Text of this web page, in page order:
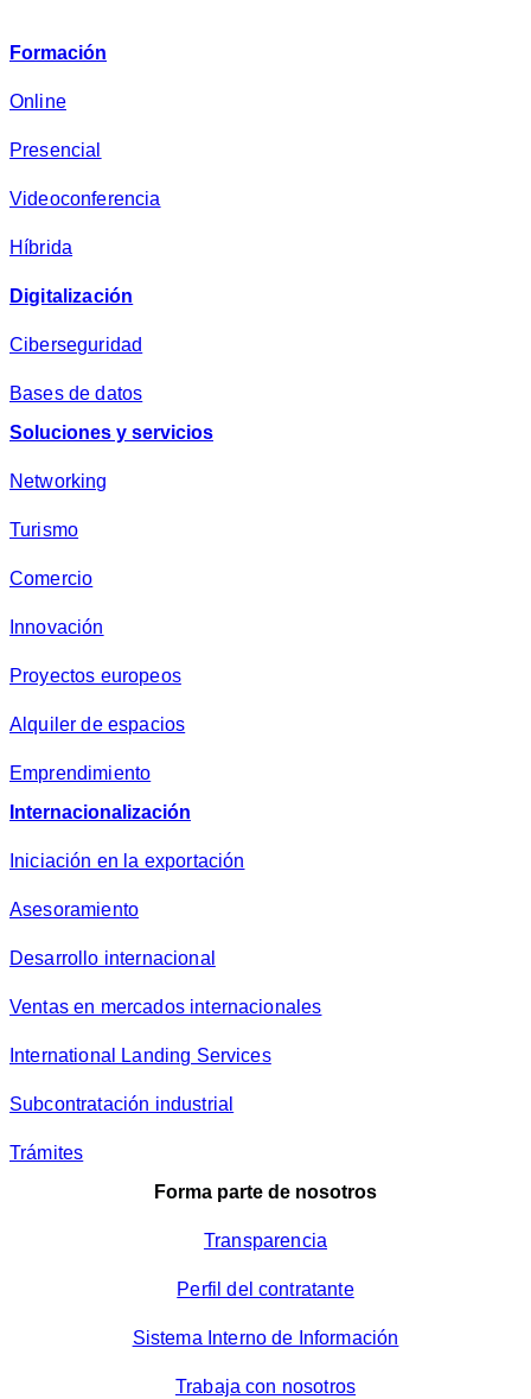
v
c
d
a
*
Formación
Online
Presencial
Videoconferencia
Híbrida
Digitalización
Ciberseguridad
Bases de datos
Soluciones y servicios
Networking
Turismo
Comercio
Innovación
Proyectos europeos
Alquiler de espacios
Emprendimiento
Internacionalización
Iniciación en la exportación
Asesoramiento
Desarrollo internacional
Ventas en mercados internacionales
International Landing Services
Subcontratación industrial
Trámites
Forma parte de nosotros
Transparencia
Perfil del contratante
Sistema Interno de Información
Trabaja con nosotros